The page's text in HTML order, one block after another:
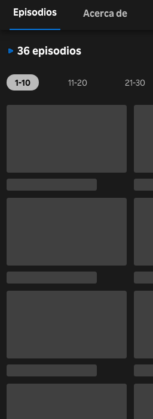
Episodios Acerca de
36 episodios
1-10 11-20 21-30